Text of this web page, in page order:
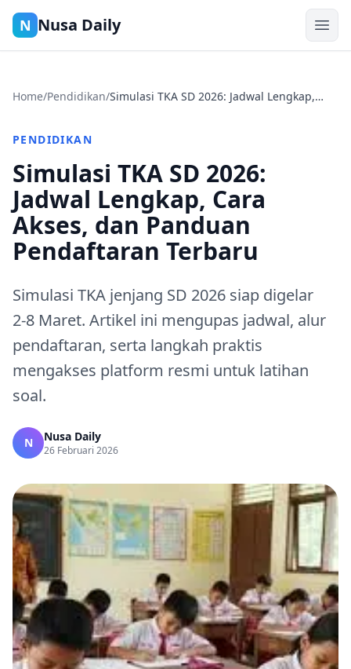
N Nusa Daily
Home/Pendidikan/Simulasi TKA SD 2026: Jadwal Lengkap,
PENDIDIKAN
Simulasi TKA SD 2026:
Jadwal Lengkap, Cara
Akses, dan Panduan
Pendaftaran Terbaru
Simulasi TKA jenjang SD 2026 siap digelar
2‑8 Maret. Artikel ini mengupas jadwal, alur
pendaftaran, serta langkah praktis
mengakses platform resmi untuk latihan
soal.
N Nusa Daily
26 Februari 2026